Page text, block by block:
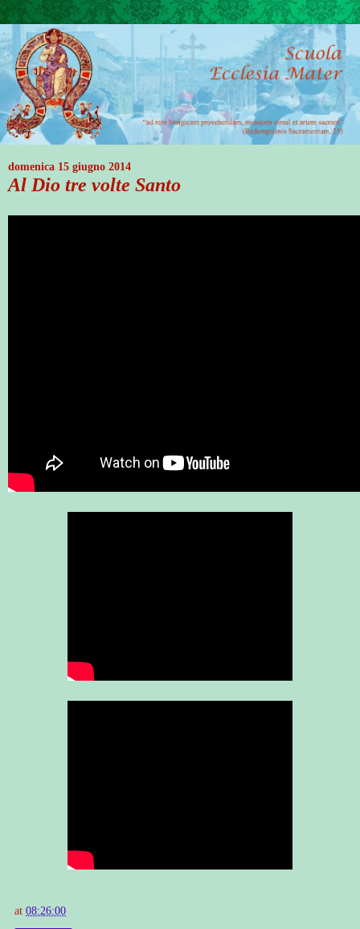
domenica 15 giugno 2014
Al Dio tre volte Santo
at 08:26:00